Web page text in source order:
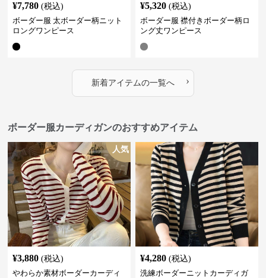
¥7,780 (税込)
ボーダー服 太ボーダー柄ニット
ロングワンピース
¥5,320 (税込)
ボーダー服 襟付きボーダー柄ロ
ング丈ワンピース
新着アイテムの一覧へ ›
ボーダー服カーディガンのおすすめアイテム
人気
¥3,880 (税込)
やわらか素材ボーダーカーディ
¥4,280 (税込)
洗練ボーダーニットカーディガ